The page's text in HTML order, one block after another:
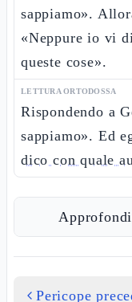
sappiamo».
«Neppure io vi
queste cose».
LETTURA ORTODOSSA
Rispondendo a
sappiamo». Ed
dico con quale
Pericope